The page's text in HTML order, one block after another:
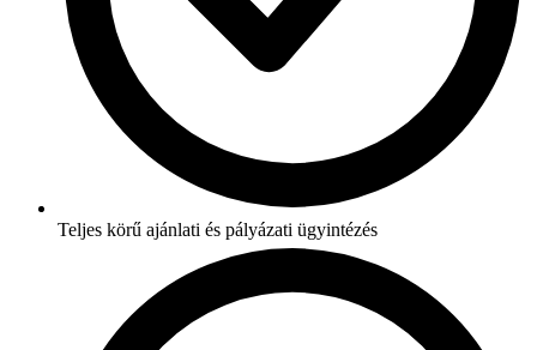
Teljes körű ajánlati és pályázati ügyintézés